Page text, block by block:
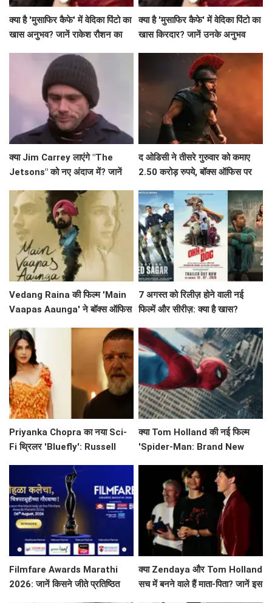
क्या है 'मुसाफिर कैफे' में वेदिका पिंटो का
खास अनुभव? जानें राकेश रौशन का
क्या है 'मुसाफिर कैफे' में वेदिका पिंटो का
खास किरदार? जानें उनके अनुभव
क्या Jim Carrey लाएंगे "The
Jetsons" को नए अंदाज में? जानें
द ओडिसी ने तीसरे गुरुवार को कमाए
2.50 करोड़ रुपये, बॉक्स ऑफिस पर
Vedang Raina की फिल्म 'Main
Vaapas Aaunga' ने बॉक्स ऑफिस
ने!
7 अगस्त को रिलीज़ होने वाली नई
फिल्में और सीरीज़: क्या है खास?
Priyanka Chopra का नया Sci-
Fi थ्रिलर 'Bluefly': Russell
क्या Tom Holland की नई फिल्म
'Spider-Man: Brand New
रही है रिकॉर्ड?
Filmfare Awards Marathi
2026: जानें किसने जीते प्रतिष्ठित
क्या Zendaya और Tom Holland
सच में बनने वाले हैं माता-पिता? जानें इस